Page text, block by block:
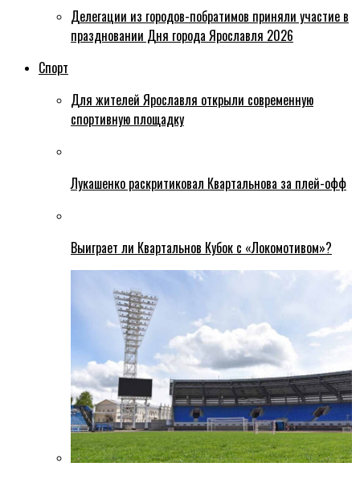
Делегации из городов-побратимов приняли участие в
праздновании Дня города Ярославля 2026
Спорт
Для жителей Ярославля открыли современную
спортивную площадку
Лукашенко раскритиковал Квартальнова за плей-офф
Выиграет ли Квартальнов Кубок с «Локомотивом»?